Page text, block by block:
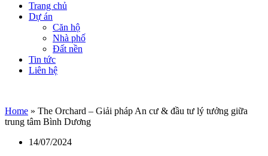
Trang chủ
Dự án
Căn hộ
Nhà phố
Đất nền
Tin tức
Liên hệ
Home » The Orchard – Giải pháp An cư & đầu tư lý tưởng giữa
trung tâm Bình Dương
14/07/2024